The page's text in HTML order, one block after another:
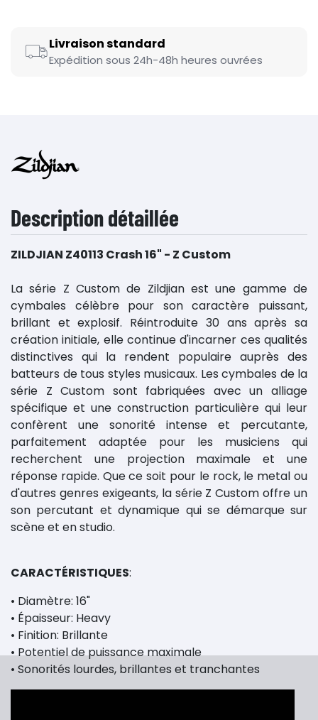
Livraison standard
Expédition sous 24h-48h heures ouvrées
Description détaillée
ZILDJIAN Z40113 Crash 16" - Z Custom
La série Z Custom de Zildjian est une gamme de
cymbales célèbre pour son caractère puissant,
brillant et explosif. Réintroduite 30 ans après sa
création initiale, elle continue d'incarner ces qualités
distinctives qui la rendent populaire auprès des
batteurs de tous styles musicaux. Les cymbales de la
série Z Custom sont fabriquées avec un alliage
spécifique et une construction particulière qui leur
confèrent une sonorité intense et percutante,
parfaitement adaptée pour les musiciens qui
recherchent une projection maximale et une
réponse rapide. Que ce soit pour le rock, le metal ou
d'autres genres exigeants, la série Z Custom offre un
son percutant et dynamique qui se démarque sur
scène et en studio.
CARACTÉRISTIQUES:
• Diamètre: 16"
• Épaisseur: Heavy
• Finition: Brillante
• Potentiel de puissance maximale
• Sonorités lourdes, brillantes et tranchantes